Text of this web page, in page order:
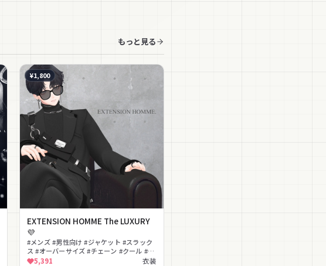
もっと見る
¥1,800
EXTENSION HOMME The LUXURY
💜
#メンズ #男性向け #ジャケット #スラック
ス #オーバーサイズ #チェーン #クール #上
品 #ショルダーバッグ #きれいめ
5,391 衣装